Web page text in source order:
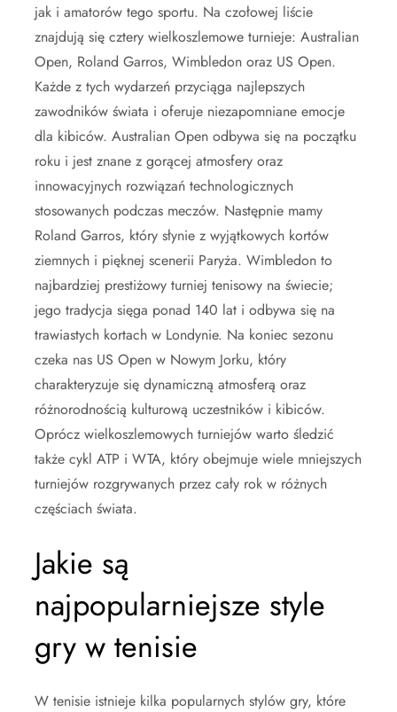
jak i amatorów tego sportu. Na czołowej liście
znajdują się cztery wielkoszlemowe turnieje: Australian
Open, Roland Garros, Wimbledon oraz US Open.
Każde z tych wydarzeń przyciąga najlepszych
zawodników świata i oferuje niezapomniane emocje
dla kibiców. Australian Open odbywa się na początku
roku i jest znane z gorącej atmosfery oraz
innowacyjnych rozwiązań technologicznych
stosowanych podczas meczów. Następnie mamy
Roland Garros, który słynie z wyjątkowych kortów
ziemnych i pięknej scenerii Paryża. Wimbledon to
najbardziej prestiżowy turniej tenisowy na świecie;
jego tradycja sięga ponad 140 lat i odbywa się na
trawiastych kortach w Londynie. Na koniec sezonu
czeka nas US Open w Nowym Jorku, który
charakteryzuje się dynamiczną atmosferą oraz
różnorodnością kulturową uczestników i kibiców.
Oprócz wielkoszlemowych turniejów warto śledzić
także cykl ATP i WTA, który obejmuje wiele mniejszych
turniejów rozgrywanych przez cały rok w różnych
częściach świata.
Jakie są
najpopularniejsze style
gry w tenisie
W tenisie istnieje kilka popularnych stylów gry, które